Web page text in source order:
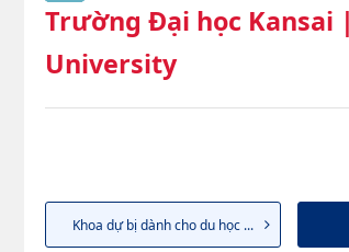
Trường Đại học Kansai |
University
Khoa dự bị dành cho du học ...